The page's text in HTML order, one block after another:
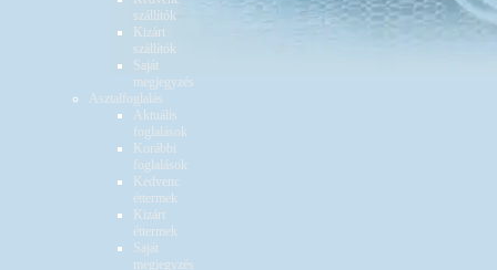
szállítók
Kizárt
szállítók
Saját
megjegyzés
Asztalfoglalás
Aktuális
foglalások
Korábbi
foglalások
Kedvenc
éttermek
Kizárt
éttermek
Saját
megjegyzés